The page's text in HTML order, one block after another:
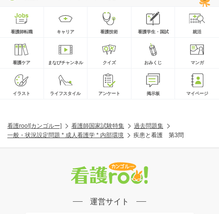
看護師転職 キャリア 看護技術 看護学生・国試 就活
看護ケア まなびチャンネル クイズ おみくじ マンガ
イラスト ライフスタイル アンケート 掲示板 マイページ
看護roo![カンゴルー] 看護師国家試験特集
過去問題集
一般・状況設定問題 * 成人看護学 * 内部環境
疾患と看護 第3問
運営サイト